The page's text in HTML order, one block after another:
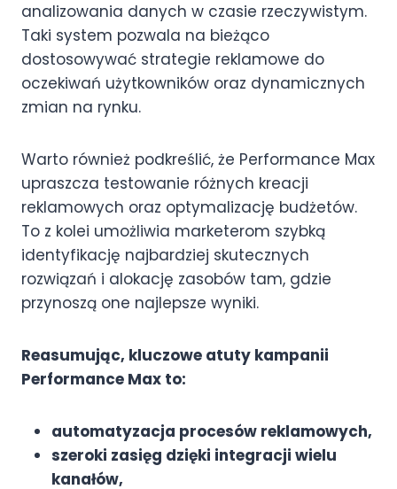
analizowania danych w czasie rzeczywistym.
Taki system pozwala na bieżąco
dostosowywać strategie reklamowe do
oczekiwań użytkowników oraz dynamicznych
zmian na rynku.
Warto również podkreślić, że Performance Max
upraszcza testowanie różnych kreacji
reklamowych oraz optymalizację budżetów.
To z kolei umożliwia marketerom szybką
identyfikację najbardziej skutecznych
rozwiązań i alokację zasobów tam, gdzie
przynoszą one najlepsze wyniki.
Reasumując, kluczowe atuty kampanii
Performance Max to:
automatyzacja procesów reklamowych,
szeroki zasięg dzięki integracji wielu
kanałów,